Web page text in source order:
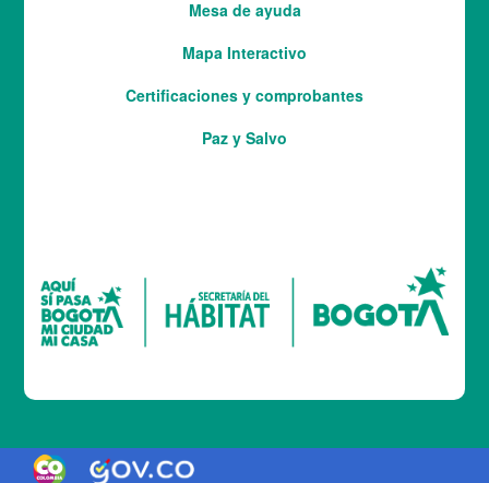
Mesa de ayuda
Mapa Interactivo
ServicesCertificaciones y comprobantes
Paz y Salvo
Logo marca ColombiaLogo Gobierno de Colombia